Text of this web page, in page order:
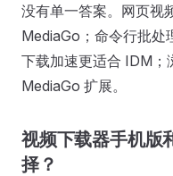
没有单一答案。网页视
MediaGo；命令行批
下载加速更适合 IDM；
MediaGo 扩展。
视频下载器手机版
择？